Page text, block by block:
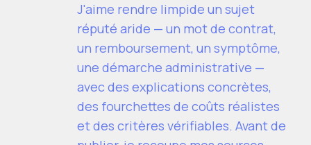
J'aime rendre limpide un sujet
réputé aride — un mot de contrat,
un remboursement, un symptôme,
une démarche administrative —
avec des explications concrètes,
des fourchettes de coûts réalistes
et des critères vérifiables. Avant de